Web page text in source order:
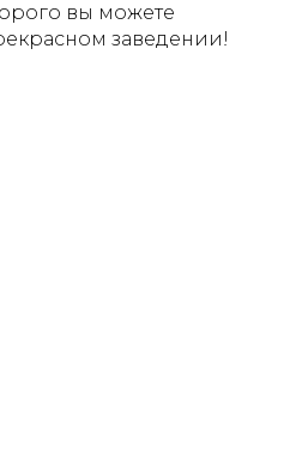
вы можете
заведении!